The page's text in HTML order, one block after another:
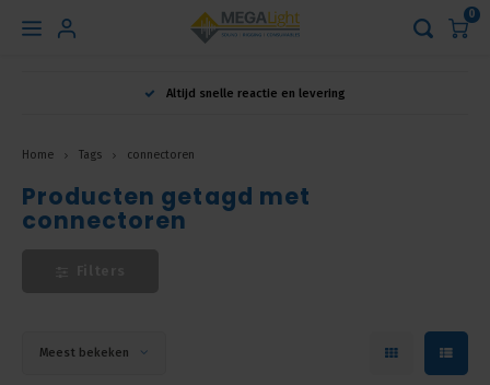
Hoofdmenu
Nederlands
0
Altijd snelle reactie en levering
Home Tags connectoren
Producten getagd met
connectoren
Meest bekeken